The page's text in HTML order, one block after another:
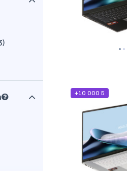
)
+10 000 Б